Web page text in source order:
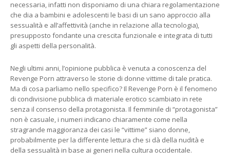
necessaria, infatti non disponiamo di una chiara regolamentazione
che dia a bambini e adolescenti le basi di un sano approccio alla
sessualità e all’affettività (anche in relazione alla tecnologia),
presupposto fondante una crescita funzionale e integrata di tutti
gli aspetti della personalità.
Negli ultimi anni, l’opinione pubblica è venuta a conoscenza del
Revenge Porn attraverso le storie di donne vittime di tale pratica.
Ma di cosa parliamo nello specifico? Il Revenge Porn è il fenomeno
di condivisione pubblica di materiale erotico scambiato in rete
senza il consenso della protagonista. Il femminile di “protagonista”
non è casuale, i numeri indicano chiaramente come nella
stragrande maggioranza dei casi le “vittime” siano donne,
probabilmente per la differente lettura che si dà della nudità e
della sessualità in base ai generi nella cultura occidentale.